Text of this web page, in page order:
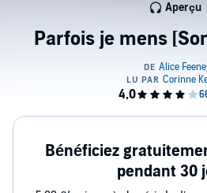
Parfois je mens
Aperçu
Bénéficiez
pendant 30